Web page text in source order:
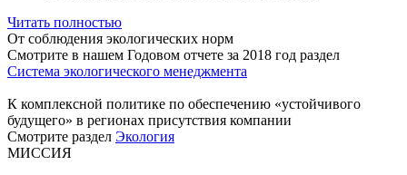
Читать полностью
От соблюдения экологических норм
Смотрите в нашем Годовом отчете за 2018 год раздел
Система экологического менеджмента
К комплексной политике по обеспечению «устойчивого
будущего» в регионах присутствия компании
Смотрите раздел Экология
МИССИЯ